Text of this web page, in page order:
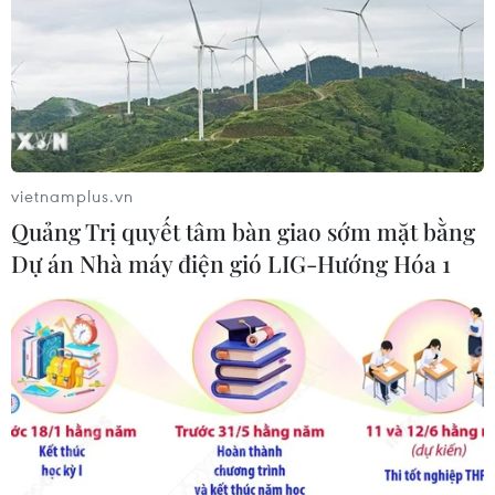
Liên minh châu Âu đạt mục tiêu tiêm
chủng cho 70% người trưởng thành
31/08/2021 12:10
Ít nhất 255 triệu người ở EU đã được tiêm hai liều
vietnamplus.vn
Quảng Trị quyết tâm bàn giao sớm mặt bằng
Dự án Nhà máy điện gió LIG-Hướng Hóa 1